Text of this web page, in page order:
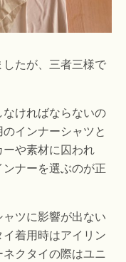
たが、三者三様で
ければならないの
インナーシャツと
や素材に囚われ
ナーを選ぶのが正
ツに影響が出ない
着用時はアイリン
クタイの際はユニ